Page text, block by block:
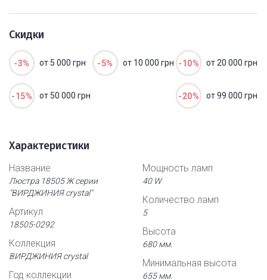
Скидки
-3% от 5 000 грн -5% от 10 000 грн -10% от 20 000 грн
-15% от 50 000 грн -20% от 99 000 грн
Характеристики
Название
Люстра 18505 Ж серии
"ВИРДЖИНИЯ crystal"
Артикул
18505-0292
Коллекция
ВИРДЖИНИЯ crystal
Год коллекции
Мощность ламп
40 W
Количество ламп
5
Высота
680 мм.
Минимальная высота
655 мм.